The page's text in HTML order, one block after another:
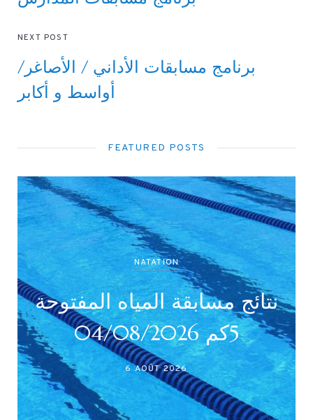
NEXT POST
برنامج مسابقات الأداني / الأصاغر/
أواسط و أكابر
FEATURED POSTS
NATATION
نتائج مسابقة المياه المفتوحة
5كم 04/08/2026
6 AOÛT 2026